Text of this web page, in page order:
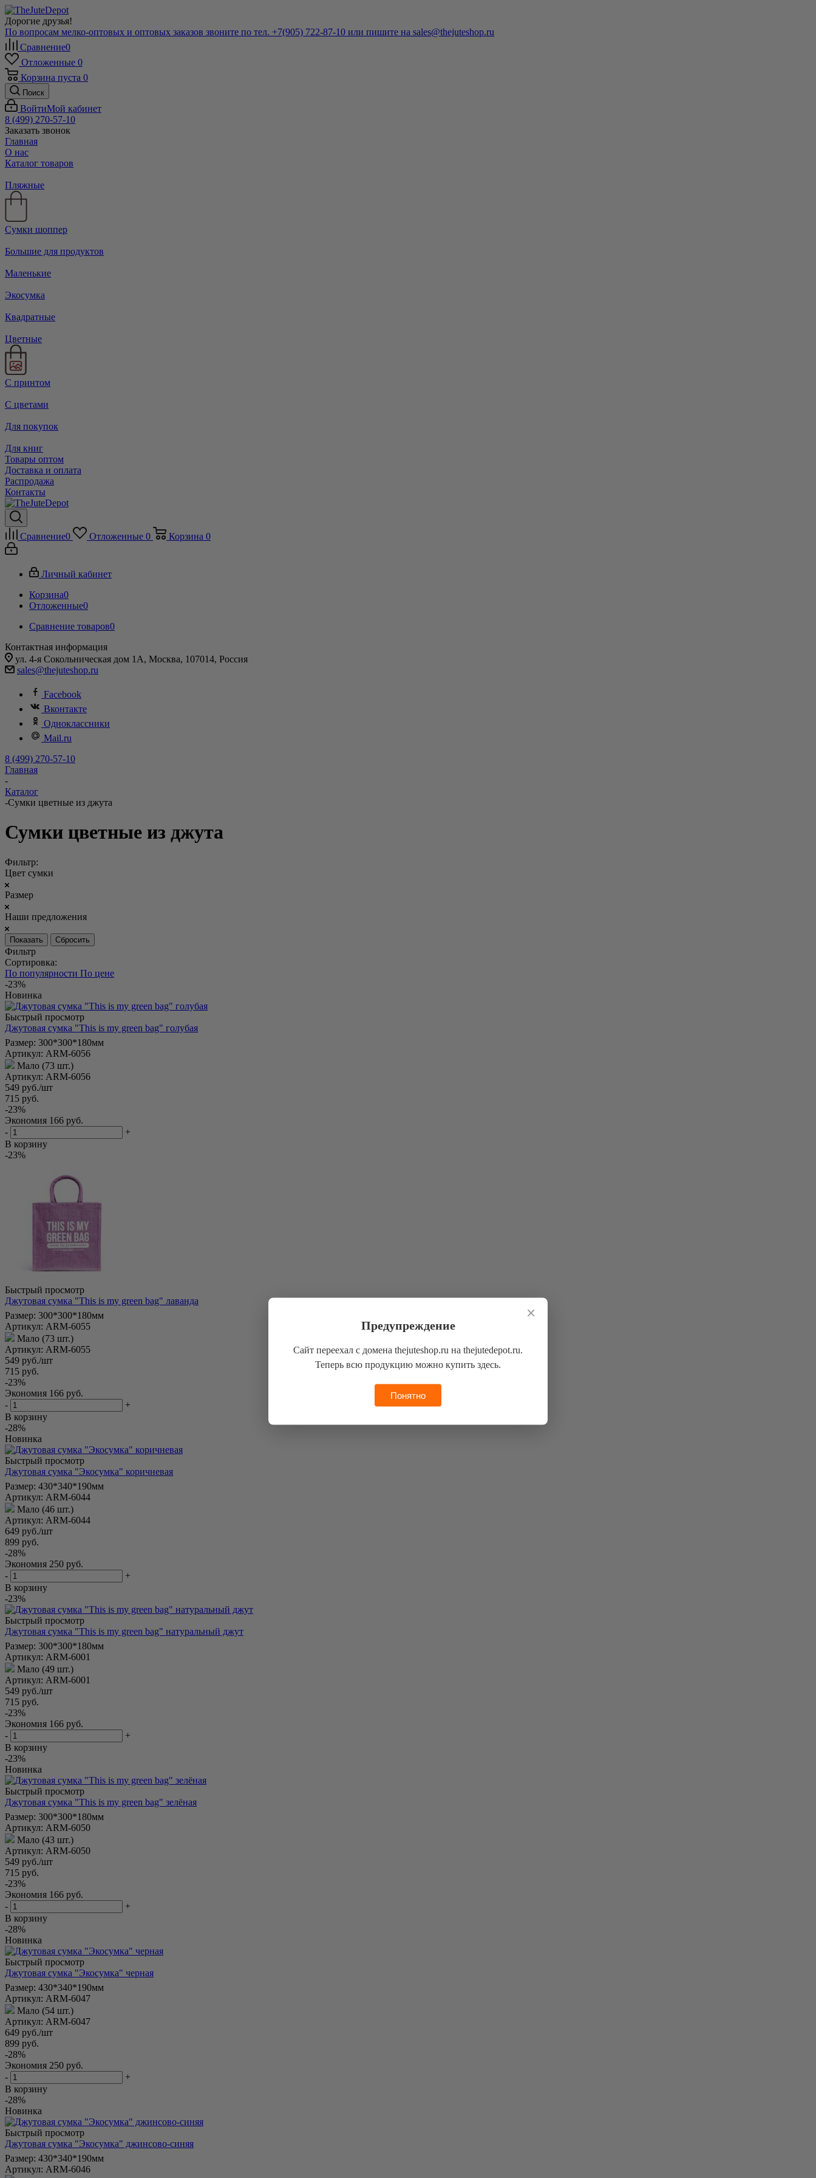
Дорогие друзья!
По вопросам мелко-оптовых и оптовых заказов звоните по тел. +7(905) 722-87-10 или пишите на sales@thejuteshop.ru
Сравнение0
Отложенные 0
Корзина пуста 0
Поиск
ВойтиМой кабинет
8 (499) 270-57-10
Заказать звонок
Главная
О нас
Каталог товаров
Пляжные
Сумки шоппер
Большие для продуктов
Маленькие
Экосумка
Квадратные
Цветные
С принтом
С цветами
Для покупок
Для книг
Товары оптом
Доставка и оплата
Распродажа
Контакты
Сравнение0 Отложенные 0 Корзина 0
Личный кабинет
Корзина0
Отложенные0
Сравнение товаров0
Контактная информация
ул. 4-я Сокольническая дом 1А, Москва, 107014, Россия
sales@thejuteshop.ru
Facebook
Вконтакте
Одноклассники
Mail.ru
8 (499) 270-57-10
Главная
-
Каталог
-Сумки цветные из джута
Сумки цветные из джута
Фильтр:
Цвет сумки
Размер
Наши предложения
Сбросить
Фильтр
Сортировка:
По популярности По цене
-23%
Новинка
Быстрый просмотр
Джутовая сумка "This is my green bag" голубая
Размер: 300*300*180мм
Артикул: ARM-6056
Мало (73 шт.)
Артикул: ARM-6056
549 руб./шт
715 руб.
-23%
Экономия 166 руб.
-
+
В корзину
-23%
Быстрый просмотр
Джутовая сумка "This is my green bag" лаванда
Размер: 300*300*180мм
Артикул: ARM-6055
Мало (73 шт.)
Артикул: ARM-6055
549 руб./шт
715 руб.
-23%
Экономия 166 руб.
-
+
В корзину
-28%
Новинка
Быстрый просмотр
Джутовая сумка "Экосумка" коричневая
Размер: 430*340*190мм
Артикул: ARM-6044
Мало (46 шт.)
Артикул: ARM-6044
649 руб./шт
899 руб.
-28%
Экономия 250 руб.
-
+
В корзину
-23%
Быстрый просмотр
Джутовая сумка "This is my green bag" натуральный джут
Размер: 300*300*180мм
Артикул: ARM-6001
Мало (49 шт.)
Артикул: ARM-6001
549 руб./шт
715 руб.
-23%
Экономия 166 руб.
-
+
В корзину
-23%
Новинка
Быстрый просмотр
Джутовая сумка "This is my green bag" зелёная
Размер: 300*300*180мм
Артикул: ARM-6050
Мало (43 шт.)
Артикул: ARM-6050
549 руб./шт
715 руб.
-23%
Экономия 166 руб.
-
+
В корзину
-28%
Новинка
Быстрый просмотр
Джутовая сумка "Экосумка" черная
Размер: 430*340*190мм
Артикул: ARM-6047
Мало (54 шт.)
Артикул: ARM-6047
649 руб./шт
899 руб.
-28%
Экономия 250 руб.
-
+
В корзину
-28%
Новинка
Быстрый просмотр
Джутовая сумка "Экосумка" джинсово-синяя
Размер: 430*340*190мм
Артикул: ARM-6046
×
Предупреждение
Сайт переехал с домена thejuteshop.ru на thejutedepot.ru.
Теперь всю продукцию можно купить здесь.
Понятно